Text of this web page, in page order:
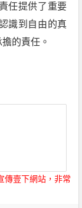
任提供了重要
識到自由的真
的責任。
傳壹下網站，非常